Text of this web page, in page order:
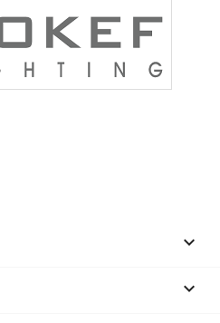
keyboard_arrow_down
